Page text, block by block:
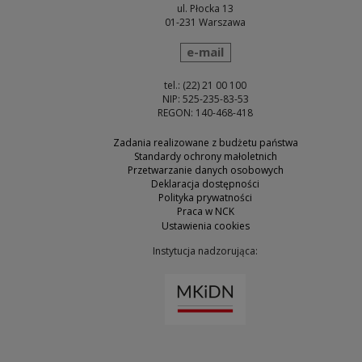
ul. Płocka 13
01-231 Warszawa
wyślij wiadomość
e-mail
tel.: (22) 21 00 100
NIP: 525-235-83-53
REGON: 140-468-418
Zadania realizowane z budżetu państwa
Standardy ochrony małoletnich
Przetwarzanie danych osobowych
Deklaracja dostępności
Polityka prywatności
Praca w NCK
Ustawienia cookies
Instytucja nadzorująca: